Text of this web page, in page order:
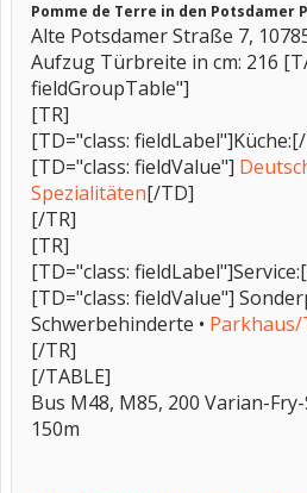
Pomme de Terre in den Potsdamer
Alte Potsdamer Straße 7,
Aufzug Türbreite in cm: 216
fieldGroupTable"]
[TR]
[TD="class:
[TD="class: fieldValue"]
Spezialitäten[/TD]
[/TR]
[TR]
[TD="class:
[TD="class: fieldValue"]
Schwerbehinderte •
[/TR]
[/TABLE]
Bus M48, M85, 200 Varian-
150m